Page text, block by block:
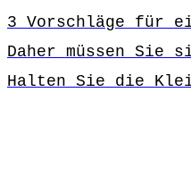
3 Vorschläge für
Daher müssen Sie
Halten Sie die